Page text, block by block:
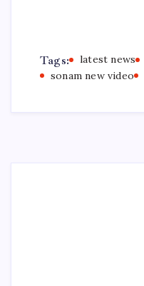
Tags: latest news
sonam new video